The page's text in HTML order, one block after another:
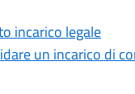
incarico legale
un incarico di